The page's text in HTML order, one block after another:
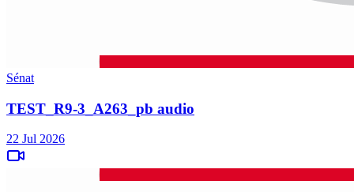
Sénat
TEST_R9-3_A263_pb audio
22 Jul 2026